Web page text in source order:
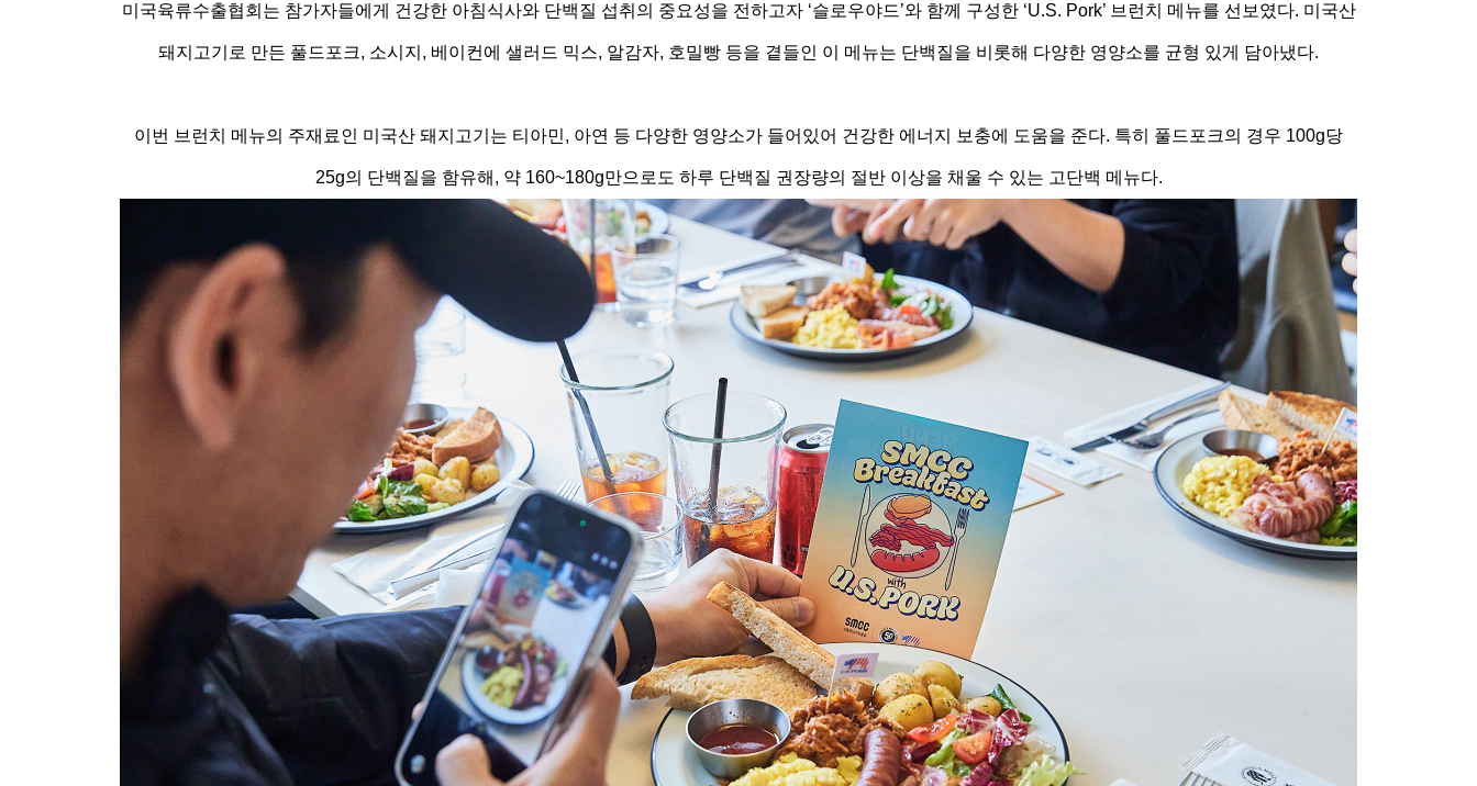
미국육류수출협회는 참가자들에게 건강한 아침식사와 단백질 섭취의 중요성을 전하고자 ‘슬로우야드’와 함께 구성한 ‘U.S. Pork’ 브런치 메뉴를 선보였다. 미국산
돼지고기로 만든 풀드포크, 소시지, 베이컨에 샐러드 믹스, 알감자, 호밀빵 등을 곁들인 이 메뉴는 단백질을 비롯해 다양한 영양소를 균형 있게 담아냈다.
이번 브런치 메뉴의 주재료인 미국산 돼지고기는 티아민, 아연 등 다양한 영양소가 들어있어 건강한 에너지 보충에 도움을 준다. 특히 풀드포크의 경우 100g당
25g의 단백질을 함유해, 약 160~180g만으로도 하루 단백질 권장량의 절반 이상을 채울 수 있는 고단백 메뉴다.